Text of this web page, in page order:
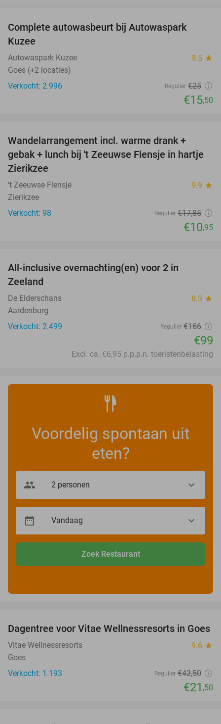
Complete autowasbeurt bij Autowaspark
Kuzee
Autowaspark Kuzee 9.5 star
Goes (+2 locaties)
Verkocht: 2.996
Regulier €25
€15,50
Wandelarrangement incl. warme drank +
gebak + lunch bij 't Zeeuwse Flensje in hartje
Zierikzee
‘t Zeeuwse Flensje 9.9 star
Zierikzee
Verkocht: 98
Regulier €17,85
€10,95
All-inclusive overnachting(en) voor 2 in
Zeeland
De Elderschans 8.3 star
Aardenburg
Verkocht: 2.499
Regulier €166
€99
Excl. ca. €6,95 p.p.p.n. toeristenbelasting
Voordelig spontaan uit
eten?
Zoek Restaurant
49%
Dagentree voor Vitae Wellnessresorts in Goes
Vitae Wellnessresorts 9.6 star
Goes
Verkocht: 1.193
Regulier €42,50
€21 ,50